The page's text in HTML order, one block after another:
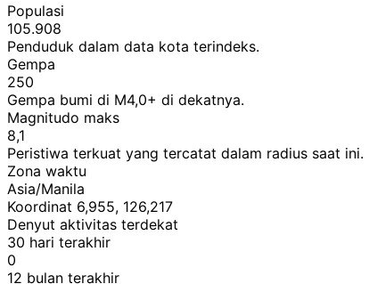
Populasi
105.908
Penduduk dalam data kota terindeks.
Gempa
250
Gempa bumi di M4,0+ di dekatnya.
Magnitudo maks
8,1
Peristiwa terkuat yang tercatat dalam radius saat ini.
Zona waktu
Asia/Manila
Koordinat 6,955, 126,217
Denyut aktivitas terdekat
30 hari terakhir
0
12 bulan terakhir